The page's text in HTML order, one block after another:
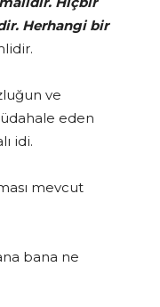
Herhangi bir
ve
eden
idi.
mevcut
bana ne